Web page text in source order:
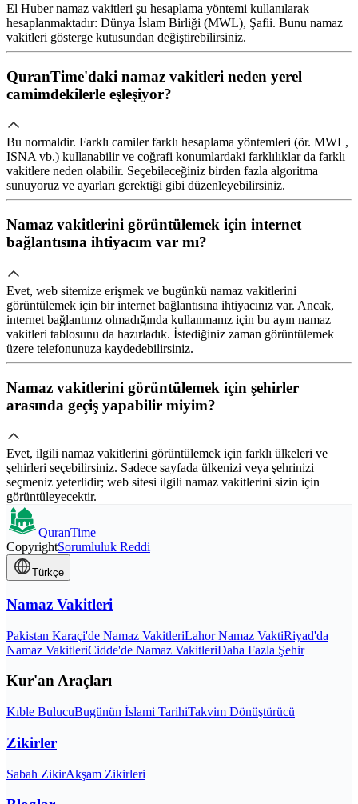
El Huber namaz vakitleri şu hesaplama yöntemi kullanılarak
hesaplanmaktadır: Dünya İslam Birliği (MWL), Şafii. Bunu namaz
vakitleri gösterge kutusundan değiştirebilirsiniz.
QuranTime'daki namaz vakitleri neden yerel
camimdekilerle eşleşiyor?
Bu normaldir. Farklı camiler farklı hesaplama yöntemleri (ör. MWL,
ISNA vb.) kullanabilir ve coğrafi konumlardaki farklılıklar da farklı
vakitlere neden olabilir. Seçebileceğiniz birden fazla algoritma
sunuyoruz ve ayarları gerektiği gibi düzenleyebilirsiniz.
Namaz vakitlerini görüntülemek için internet
bağlantısına ihtiyacım var mı?
Evet, web sitemize erişmek ve bugünkü namaz vakitlerini
görüntülemek için bir internet bağlantısına ihtiyacınız var. Ancak,
internet bağlantınız olmadığında kullanmanız için bu ayın namaz
vakitleri tablosunu da hazırladık. İstediğiniz zaman görüntülemek
üzere telefonunuza kaydedebilirsiniz.
Namaz vakitlerini görüntülemek için şehirler
arasında geçiş yapabilir miyim?
Evet, ilgili namaz vakitlerini görüntülemek için farklı ülkeleri ve
şehirleri seçebilirsiniz. Sadece sayfada ülkenizi veya şehrinizi
seçmeniz yeterlidir; web sitesi ilgili namaz vakitlerini sizin için
görüntüleyecektir.
QuranTime
CopyrightSorumluluk Reddi
Türkçe
Namaz Vakitleri
Pakistan Karaçi'de Namaz VakitleriLahor Namaz VaktiRiyad'da
Namaz VakitleriCidde'de Namaz VakitleriDaha Fazla Şehir
Kur'an Araçları
Kıble BulucuBugünün İslami TarihiTakvim Dönüştürücü
Zikirler
Sabah ZikirAkşam Zikirleri